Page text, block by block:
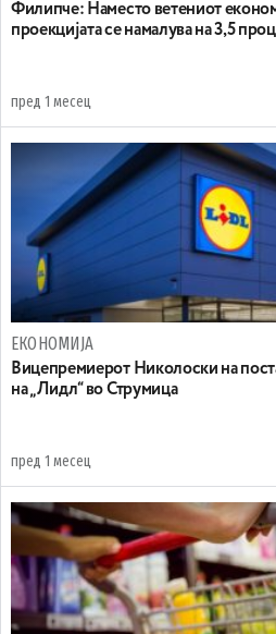
Филипче: Наместо ветениот
проекцијата се намалува на 3,5
пред 1 месец
ЕКОНОМИЈА
Вицепремиерот Николоски на
на „Лидл“ во Струмица
пред 1 месец